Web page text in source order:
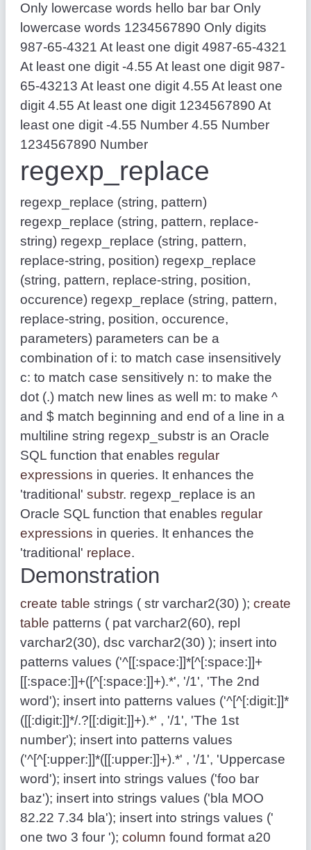
Only lowercase words hello bar bar Only
lowercase words 1234567890 Only digits
987-65-4321 At least one digit 4987-65-4321
At least one digit -4.55 At least one digit 987-
65-43213 At least one digit 4.55 At least one
digit 4.55 At least one digit 1234567890 At
least one digit -4.55 Number 4.55 Number
1234567890 Number
regexp_replace
regexp_replace (string, pattern)
regexp_replace (string, pattern, replace-
string) regexp_replace (string, pattern,
replace-string, position) regexp_replace
(string, pattern, replace-string, position,
occurence) regexp_replace (string, pattern,
replace-string, position, occurence,
parameters) parameters can be a
combination of i: to match case insensitively
c: to match case sensitively n: to make the
dot (.) match new lines as well m: to make ^
and $ match beginning and end of a line in a
multiline string regexp_substr is an Oracle
SQL function that enables regular
expressions in queries. It enhances the
'traditional' substr. regexp_replace is an
Oracle SQL function that enables regular
expressions in queries. It enhances the
'traditional' replace.
Demonstration
create table strings ( str varchar2(30) ); create
table patterns ( pat varchar2(60), repl
varchar2(30), dsc varchar2(30) ); insert into
patterns values ('^[[:space:]]*[^[:space:]]+
[[:space:]]+([^[:space:]]+).*', '/1', 'The 2nd
word'); insert into patterns values ('^[^[:digit:]]*
([[:digit:]]*/.?[[:digit:]]+).*' , '/1', 'The 1st
number'); insert into patterns values
('^[^[:upper:]]*([[:upper:]]+).*' , '/1', 'Uppercase
word'); insert into strings values ('foo bar
baz'); insert into strings values ('bla MOO
82.22 7.34 bla'); insert into strings values ('
one two 3 four '); column found format a20